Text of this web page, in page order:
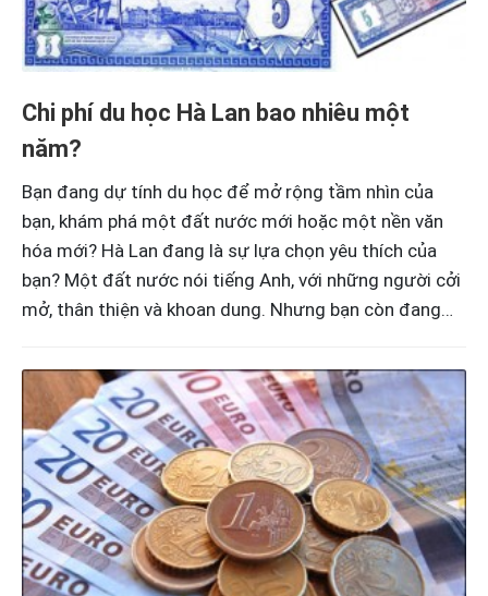
Chi phí du học Hà Lan bao nhiêu một
năm?
Bạn đang dự tính du học để mở rộng tầm nhìn của
bạn, khám phá một đất nước mới hoặc một nền văn
hóa mới? Hà Lan đang là sự lựa chọn yêu thích của
bạn? Một đất nước nói tiếng Anh, với những người cởi
mở, thân thiện và khoan dung. Nhưng bạn còn đang…